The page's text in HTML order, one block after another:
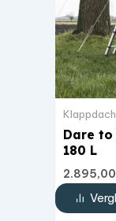
Dare
180 L
2.895,00